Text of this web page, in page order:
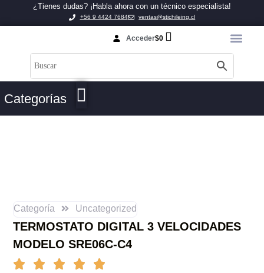
¿Tienes dudas? ¡Habla ahora con un técnico especialista!
+56 9 4424 7684 ventas@stichileing.cl
Acceder$0
Categorías
Categoría Uncategorized
TERMOSTATO DIGITAL 3 VELOCIDADES
MODELO SRE06C-C4